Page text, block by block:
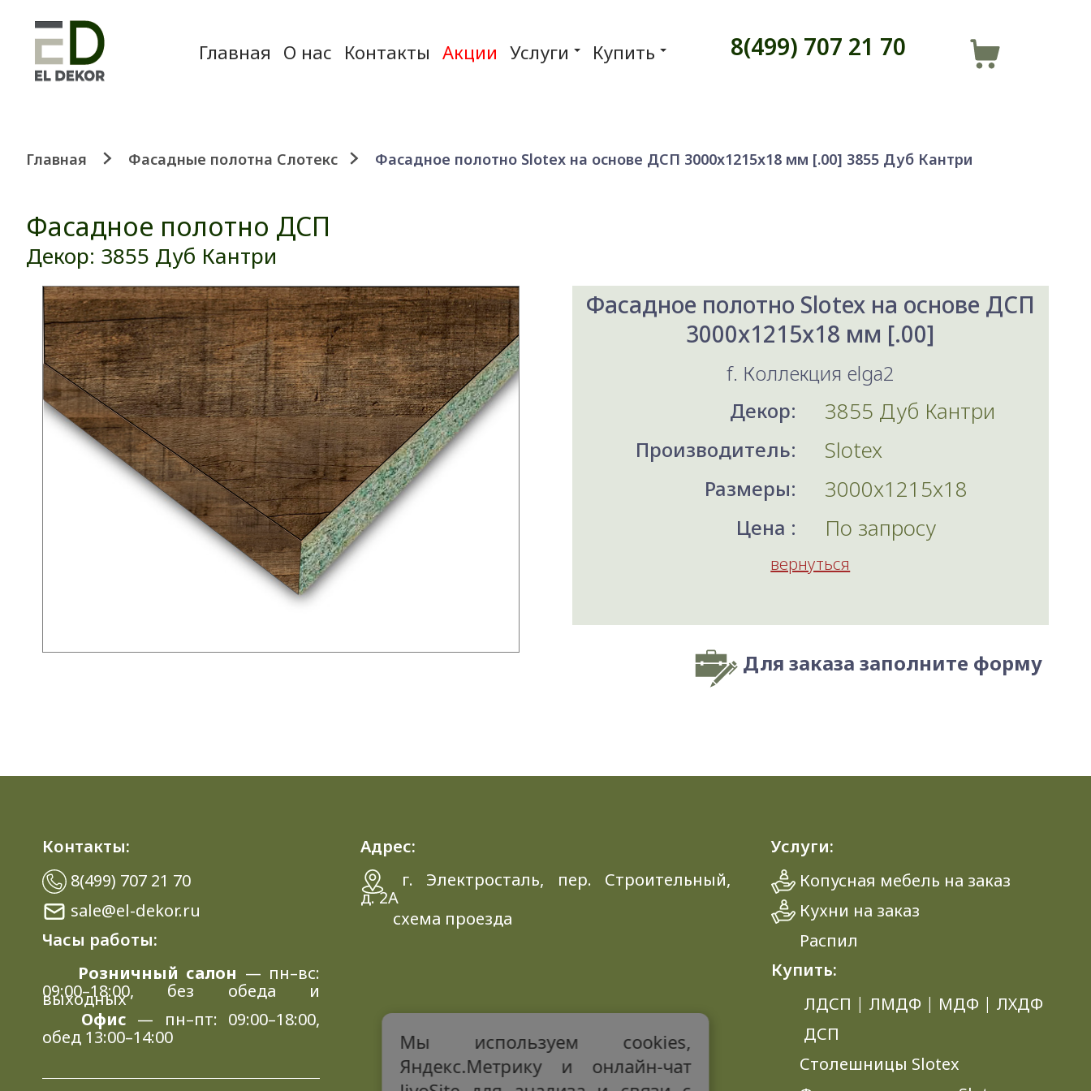
Главная О нас Контакты Акции Услуги Купить 8(499) 707 21 70
Главная Фасадные полотна Слотекс Фасадное полотно Slotex на основе ДСП 3000x1215x18 мм [.00] 3855 Дуб Кантри
Фасадное полотно ДСП
Декор: 3855 Дуб Кантри
Фасадное полотно Slotex на основе ДСП
3000x1215x18 мм [.00]
f. Коллекция elga2
Декор:
3855 Дуб Кантри
Производитель: Slotex
Размеры: 3000x1215x18
Цена : По запросу
вернуться
Для заказа заполните форму
Контакты:
8(499) 707 21 70
sale@el-dekor.ru
Часы работы:
Розничный салон — пн–вс:
09:00–18:00, без обеда и
выходных
Офис — пн–пт: 09:00–18:00,
обед 13:00–14:00
Адрес:
г. Электросталь, пер. Строительный,
д. 2A
схема проезда
Услуги:
Копусная мебель на заказ
Кухни на заказ
Распил
Купить:
ЛДСП | ЛМДФ | МДФ | ЛХДФ
ДСП
Столешницы Slotex
Мы используем cookies,
Яндекс.Метрику и онлайн-чат